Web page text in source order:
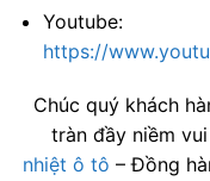
Youtube:
https://
Chúc quý khách
tràn đầy niềm
nhiệt ô tô – Đồng